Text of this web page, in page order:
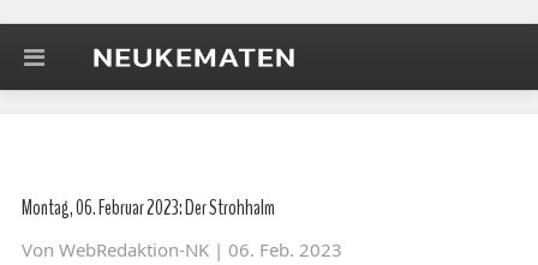
Montag, 06. Februar 2023: Der Strohhalm
Von WebRedaktion-NK | 06. Feb. 2023